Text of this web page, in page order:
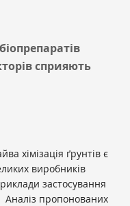
сприяють
хімізація ґрунтів є
виробників
застосування
Аналіз пропонованих